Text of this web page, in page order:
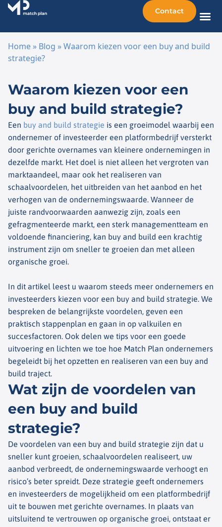
Contact
Home » Blog »Waarom kiezen voor een buy and build
strategie?
Waarom kiezen voor een
buy and build strategie?
Een buy and build strategie is een groeimodel waarbij een
ondernemer of investeerder een platformbedrijf versterkt
door gerichte overnames van kleinere ondernemingen in
dezelfde markt. Het doel is niet alleen het vergroten van
marktaandeel, maar ook het realiseren van
schaalvoordelen, het uitbreiden van het aanbod en het
verhogen van de ondernemingswaarde. Wanneer de
juiste randvoorwaarden aanwezig zijn, zoals een
gefragmenteerde markt, een sterk managementteam en
voldoende financiering, kan buy and build een krachtig
instrument zijn om sneller te groeien dan met alleen
organische groei.
In dit artikel leest u waarom steeds meer ondernemers en
investeerders kiezen voor een buy and build strategie. We
bespreken de belangrijkste voordelen, geven een
praktisch stappenplan en gaan in op valkuilen en
succesfactoren. Ook delen we tips voor een goede
uitvoering en lichten we toe hoe Match Plan ondernemers
begeleidt bij het opzetten en realiseren van een buy and
build traject.
Wat zijn de voordelen van
een buy and build
strategie?
De voordelen van een buy and build strategie zijn dat u
sneller kunt groeien, schaalvoordelen realiseert, uw
aanbod verbreedt, de ondernemingswaarde verhoogt en
risico’s beter spreidt. Deze strategie geeft ondernemers
en investeerders de mogelijkheid om een platformbedrijf
uit te bouwen met gerichte overnames. In plaats van
uitsluitend te vertrouwen op organische groei, ontstaat er